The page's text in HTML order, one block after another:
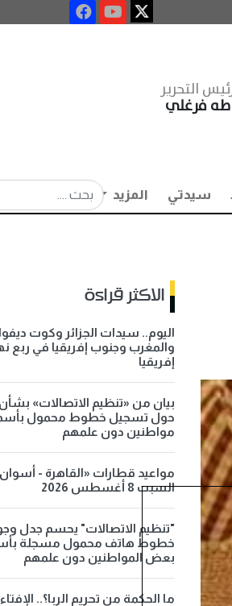
التحرير
طه فرغلي
سيدتي المزيد
الاكثر قراءة
اليوم.. سيدات الجزائر وكوت
والمغرب وجنوب إفريقيا في ربع
إفريقيا
بيان من «تنظيم الاتصالات» بشأن
حول تسجيل خطوط محمول
مواطنين دون علمهم
مواعيد قطارات «القاهرة -
السبت 8 أغسطس 2026
"تنظيم الاتصالات" يحسم جدل
خطوط هاتف محمول مسجلة
بعض المواطنين دون علمهم
ما الحكمة من تحريم الربا؟..